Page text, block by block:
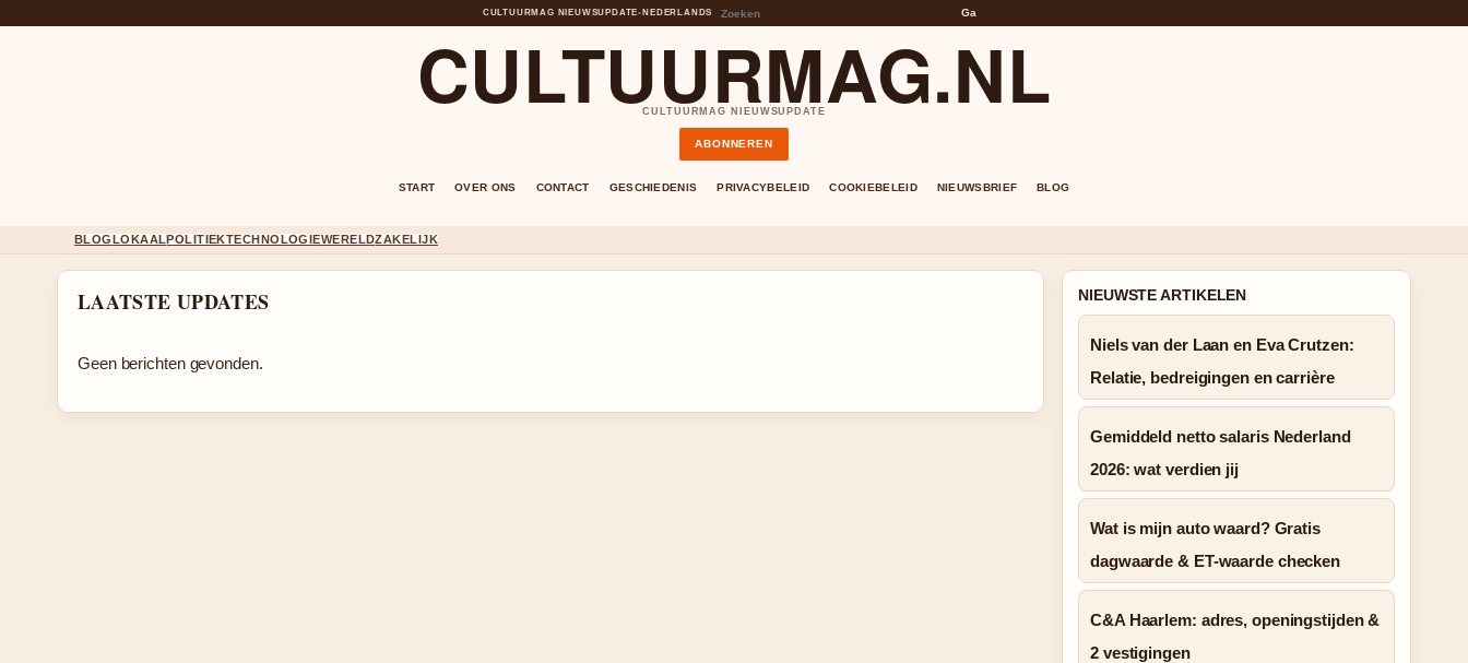
CULTUURMAG NIEUWSUPDATE• NEDERLANDS Ga
CULTUURMAG.NL
CULTUURMAG NIEUWSUPDATE
ABONNEREN
START OVER ONS CONTACT GESCHIEDENIS PRIVACYBELEID COOKIEBELEID NIEUWSBRIEF BLOG
BLOGLOKAALPOLITIEKTECHNOLOGIEWERELDZAKELIJK
LAATSTE UPDATES
Geen berichten gevonden.
NIEUWSTE ARTIKELEN
Niels van der Laan en Eva Crutzen:
Relatie, bedreigingen en carrière
Gemiddeld netto salaris Nederland
2026: wat verdien jij
Wat is mijn auto waard? Gratis
dagwaarde & ET-waarde checken
C&A Haarlem: adres, openingstijden &
2 vestigingen